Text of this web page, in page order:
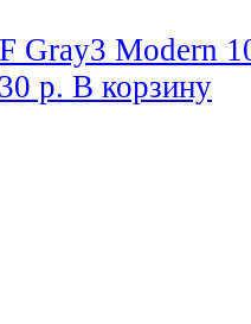
Gray3 Modern
р. В корзину